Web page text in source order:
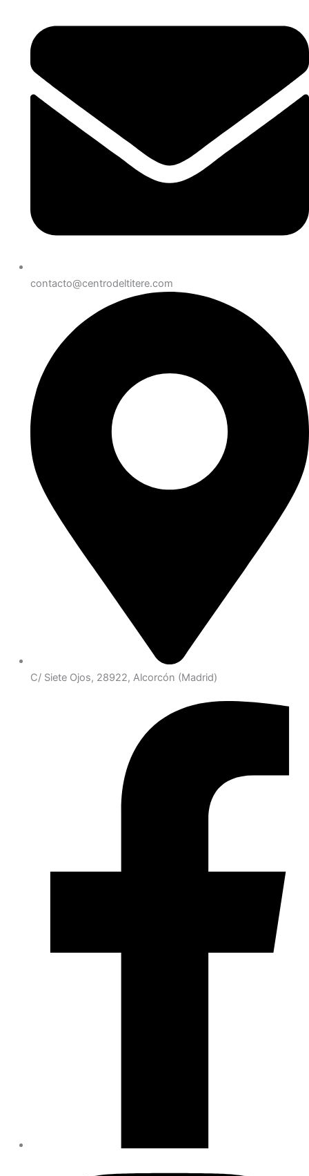
contacto@centrodeltitere.com
C/ Siete Ojos, 28922, Alcorcón (Madrid)